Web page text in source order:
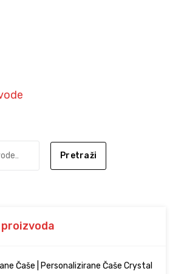
Pretraži
Čaše | Personalizirane Čaše Crystal